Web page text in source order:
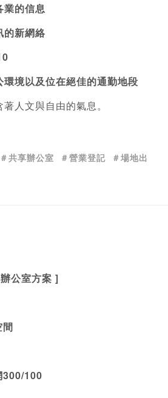
業的信息
的新網絡
境以及位在絕佳的通勤地段
人文與自由的氣息。
＃共享辦公室 ＃營業登記
＃場地出
公室方案 ]
300/100